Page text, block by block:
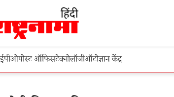
पोस्ट ऑफिसटेक्नोलॉजीऑटोज्ञान केंद्र